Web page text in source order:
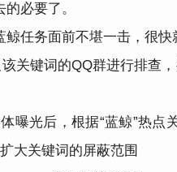
必要了。
任务面前不堪一击，很快
关键词的QQ群进行排查
曝光后，根据“蓝鲸”热点
大关键词的屏蔽范围